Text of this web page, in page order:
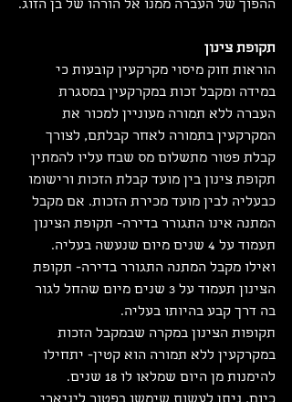
ההפוך של העברה ממנו אל הורהו של בן הזוג.
תקופת צינון
הוראות חוק מיסוי מקרקעין קובעות כי
במידה ומקבל זכות במקרקעין במסגרת
העברה ללא תמורה מעוניין למכור את
המקרקעין בתמורה לאחר קבלתם, לצורך
קבלת פטור מתשלום מס שבח עליו להמתין
תקופת צינון בין מועד קבלת הזכות ורישומו
כבעליה לבין מועד מכירת הזכות. אם מקבל
המתנה אינו התגורר בדירה- תקופת הצינון
תעמוד על 4 שנים מיום שנעשה בעליה.
ואילו מקבל המתנה התגורר בדירה- תקופת
הצינון תעמוד על 3 שנים מיום שהחל לגור
בה דרך קבע בהיותו בעליה.
תקופות הצינון במקרה שבמקבל הזכות
במקרקעין ללא תמורה הוא קטין- יתחילו
להימנות מן היום שמלאו לו 18 שנים.